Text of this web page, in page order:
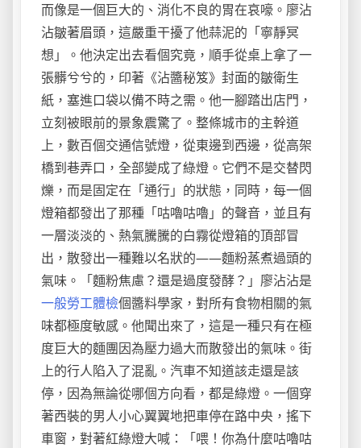
而像是一個巨大的、消化不良的胃在哀嚎。廖沾
沾皺著眉頭，這嚴重干擾了他蒜泥的「寧靜冥
想」。他決定出去看個究竟，順手從桌上拿了一
張髒兮兮的，印著《沾醬秘笈》封面的皺衛生
紙，塞進口袋以備不時之需。他一腳踏出店門，
立刻被眼前的景象震驚了。整條城市的主幹道
上，數百個交通信號燈，從東邊到西邊，從高架
橋到巷弄口，全部變成了綠燈。它們不是交替閃
爍，而是固定在「通行」的狀態，同時，每一個
燈箱都發出了那種「咕嚕咕嚕」的聲音，並且有
一層淡淡的、熱氣騰騰的白霧從燈箱的頂部冒
出，散發出一種難以名狀的——麵粉蒸煮過頭的
氣味。「麵粉焦慮？還是過度發酵？」廖沾沾是
一般勞工體檢個醬料學家，對所有食物相關的氣
味都極度敏感。他聞出來了，這是一種只有在極
度巨大的麵團因為壓力過大而散發出的氣味。街
上的行人陷入了混亂。汽車不知道該走還是該
停，因為無論從哪個方向看，都是綠燈。一個穿
著西裝的男人小心翼翼地把車停在路中央，搖下
車窗，對著紅綠燈大喊：「喂！你為什麼咕嚕咕